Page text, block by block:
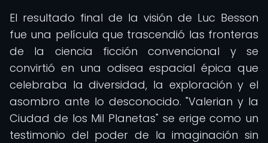
El resultado final de la visión de Luc Besson
fue una película que trascendió las fronteras
de la ciencia ficción convencional y se
convirtió en una odisea espacial épica que
celebraba la diversidad, la exploración y el
asombro ante lo desconocido. "Valerian y la
Ciudad de los Mil Planetas" se erige como un
testimonio del poder de la imaginación sin